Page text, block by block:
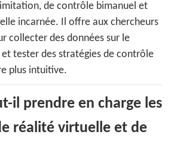
de contrôle bimanuel et
incarnée. Il offre aux chercheurs
collecter des données sur le
tester des stratégies de contrôle
plus intuitive.
il prendre en charge les
réalité virtuelle et de